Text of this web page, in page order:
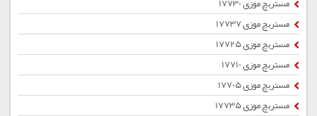
مستربچ موزی 17737
مستربچ موزی 17725
مستربچ موزی 17710
مستربچ موزی 17705
مستربچ موزی 17735